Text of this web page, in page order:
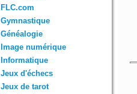
FLC.com
Gymnastique
Généalogie
Image numérique
Informatique
Jeux d'échecs
Jeux de tarot